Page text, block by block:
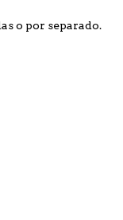
o por separado.